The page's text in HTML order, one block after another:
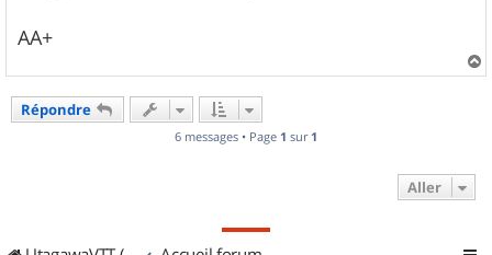
AA+
a
Répondre
6 messages • Page 1 sur 1
Aller